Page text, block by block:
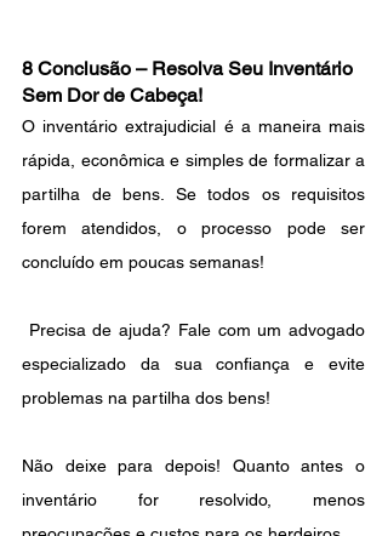
8 Conclusão – Resolva Seu Inventário
Sem Dor de Cabeça!
O inventário extrajudicial é a maneira mais
rápida, econômica e simples de formalizar a
partilha de bens. Se todos os requisitos
forem atendidos, o processo pode ser
concluído em poucas semanas!
especializado da sua confiança e evite
problemas na partilha dos bens!
Não deixe para depois! Quanto antes o
inventário for resolvido, menos